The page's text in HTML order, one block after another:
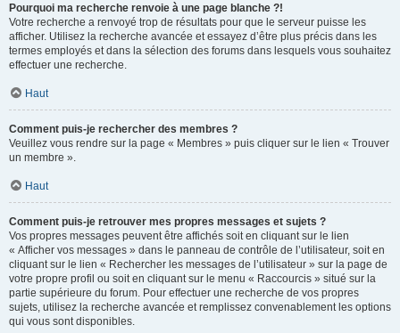
Pourquoi ma recherche renvoie à une page blanche ?!
Votre recherche a renvoyé trop de résultats pour que le serveur puisse les
afficher. Utilisez la recherche avancée et essayez d’être plus précis dans les
termes employés et dans la sélection des forums dans lesquels vous souhaitez
effectuer une recherche.
Haut
Comment puis-je rechercher des membres ?
Veuillez vous rendre sur la page « Membres » puis cliquer sur le lien « Trouver
un membre ».
Haut
Comment puis-je retrouver mes propres messages et sujets ?
Vos propres messages peuvent être affichés soit en cliquant sur le lien
« Afficher vos messages » dans le panneau de contrôle de l’utilisateur, soit en
cliquant sur le lien « Rechercher les messages de l’utilisateur » sur la page de
votre propre profil ou soit en cliquant sur le menu « Raccourcis » situé sur la
partie supérieure du forum. Pour effectuer une recherche de vos propres
sujets, utilisez la recherche avancée et remplissez convenablement les options
qui vous sont disponibles.